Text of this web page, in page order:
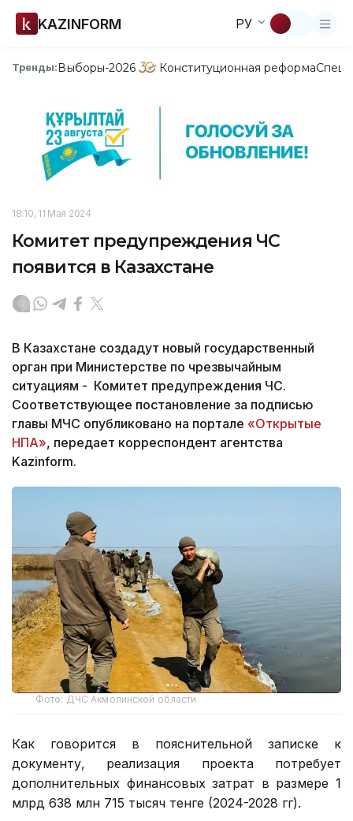
KAZINFORM РУ
Тренды:Выборы-2026 Конституционная реформа
18:10, 11 Мая 2024
Комитет предупреждения ЧС
появится в Казахстане
В Казахстане создадут новый государственный
орган при Министерстве по чрезвычайным
ситуациям - Комитет предупреждения ЧС.
Соответствующее постановление за подписью
главы МЧС опубликовано на портале «Открытые
НПА», передает корреспондент агентства
Kazinform.
Фото: ДЧС Акмолинской области
Как говорится в пояснительной записке к
документу, реализация проекта потребует
дополнительных финансовых затрат в размере 1
млрд 638 млн 715 тысяч тенге (2024-2028 гг).